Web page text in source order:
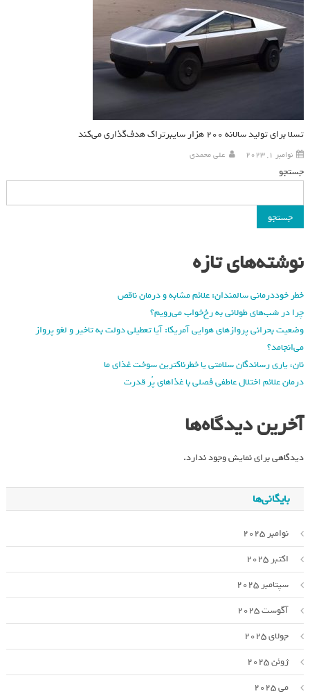
تسلا برای تولید سالانه ۲۰۰ هزار سایبرتراک هدف‌گذاری می‌کند
نوامبر 1, 2023 علی محمدی
جستجو
جستجو
نوشته‌های تازه
خطر خوددرمانی سالمندان: علائم مشابه و درمان ناقص
چرا در شب‌های طولانی به رخ‌خواب می‌رویم؟
وضعیت بحرانی پروازهای هوایی آمریکا: آیا تعطیلی دولت به تاخیر و لغو پرواز
می‌انجامد؟
نان، یاری رساندگان سلامتی یا خطرناکترین سوخت غذای ما
درمان علائم اختلال عاطفی فصلی با غذاهای پُر قدرت
آخرین دیدگاه‌ها
دیدگاهی برای نمایش وجود ندارد.
بایگانی‌ها
نوامبر 2025
اکتبر 2025
سپتامبر 2025
آگوست 2025
جولای 2025
ژوئن 2025
می 2025